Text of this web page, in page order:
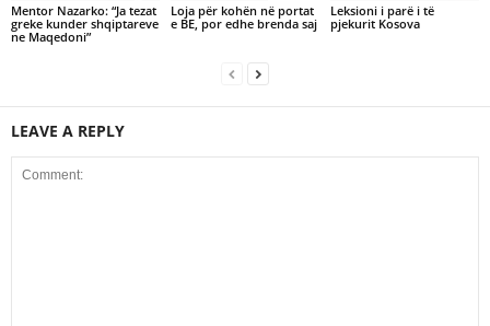
Mentor Nazarko: “Ja tezat
greke kunder shqiptareve
ne Maqedoni”
Loja për kohën në portat
e BE, por edhe brenda saj
Leksioni i parë i të
pjekurit Kosova
LEAVE A REPLY